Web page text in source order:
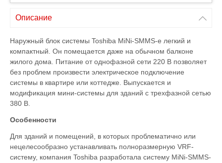
Описание
Наружный блок системы Toshiba MiNi-SMMS-e легкий и
компактный. Он помещается даже на обычном балконе
жилого дома. Питание от однофазной сети 220 В позволяет
без проблем произвести электрическое подключение
системы в квартире или коттедже. Выпускается и
модификация мини-системы для зданий с трехфазной сетью
380 В.
Особенности
Для зданий и помещений, в которых проблематично или
нецелесообразно устанавливать полноразмерную VRF-
систему, компания Toshiba разработала систему MiNi-SMMS-